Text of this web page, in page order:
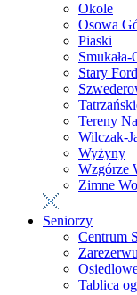
Okole
Osowa
Piaski
Stary
Tereny
Wilczak-
Wyżyny
Wzgórze
Zimne
Seniorzy
Centrum
Tablica